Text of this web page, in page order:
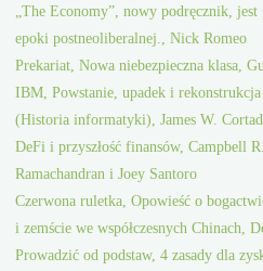
„The Economy”, nowy podręcznik, jest
epoki postneoliberalnej., Nick Romeo
Prekariat, Nowa niebezpieczna klasa,
IBM, Powstanie, upadek i
(Historia informatyki), James W.
DeFi i przyszłość finansów, Campbell
Ramachandran i Joey Santoro
Czerwona ruletka, Opowieść o
i zemście we współczesnych Chinach,
Prowadzić od podstaw, 4 zasady dla